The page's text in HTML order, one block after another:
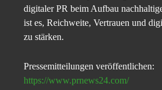
digitaler PR beim Aufbau
ist es, Reichweite, Vertrauen und
zu stärken.
Pressemitteilungen veröffentlichen:
https://www.prnews24.com/